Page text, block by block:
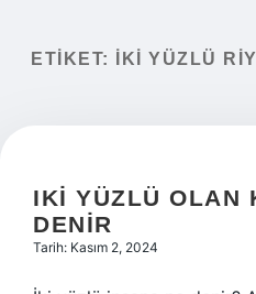
ETIKET: İKI YÜZLÜ
IKI YÜZLÜ OLAN
DENIR
Tarih: Kasım 2, 2024